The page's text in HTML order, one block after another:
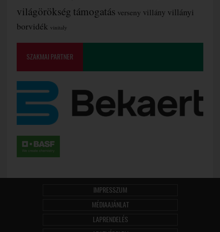
világörökség támogatás verseny villány villányi
borvidék vinitaly
SZAKMAI PARTNER
IMPRESSZUM
MÉDIAAJÁNLAT
LAPRENDELÉS